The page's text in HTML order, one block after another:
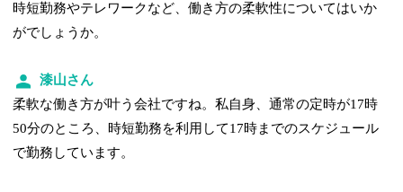
時短勤務やテレワークなど、働き方の柔軟性についてはいか
がでしょうか。
漆山さん
柔軟な働き方が叶う会社ですね。私自身、通常の定時が17時
50分のところ、時短勤務を利用して17時までのスケジュール
で勤務しています。